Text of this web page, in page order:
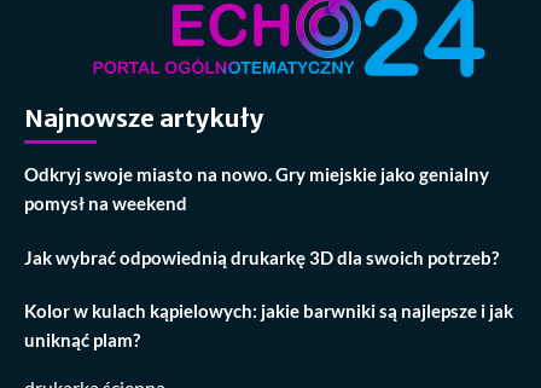
Najnowsze artykuły
Odkryj swoje miasto na nowo. Gry miejskie jako genialny
pomysł na weekend
Jak wybrać odpowiednią drukarkę 3D dla swoich potrzeb?
Kolor w kulach kąpielowych: jakie barwniki są najlepsze i jak
uniknąć plam?